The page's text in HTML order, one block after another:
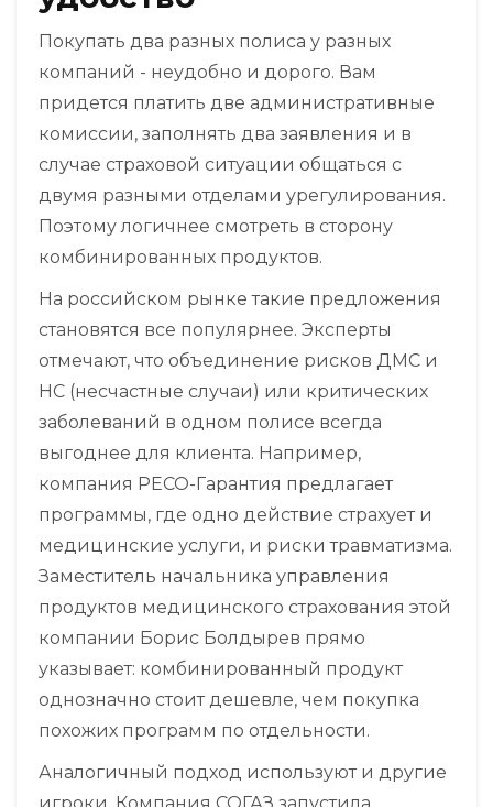
Покупать два разных полиса у разных
компаний - неудобно и дорого. Вам
придется платить две административные
комиссии, заполнять два заявления и в
случае страховой ситуации общаться с
двумя разными отделами урегулирования.
Поэтому логичнее смотреть в сторону
комбинированных продуктов.
На российском рынке такие предложения
становятся все популярнее. Эксперты
отмечают, что объединение рисков ДМС и
НС (несчастные случаи) или критических
заболеваний в одном полисе всегда
выгоднее для клиента. Например,
компания РЕСО-Гарантия предлагает
программы, где одно действие страхует и
медицинские услуги, и риски травматизма.
Заместитель начальника управления
продуктов медицинского страхования этой
компании Борис Болдырев прямо
указывает: комбинированный продукт
однозначно стоит дешевле, чем покупка
похожих программ по отдельности.
Аналогичный подход используют и другие